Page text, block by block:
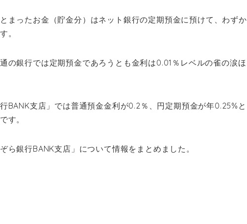
まったお金（貯金分）はネット銀行の定期預金に預けて、わずか
。
の銀行では定期預金であろうとも金利は0.01％レベルの雀の涙ほ
BANK支店」では普通預金金利が0.2％、円定期預金が年0.25%と
す。
ら銀行BANK支店」について情報をまとめました。